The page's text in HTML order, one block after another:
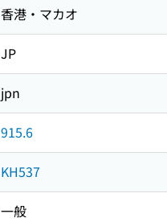
香港・マカオ
JP
jpn
915.6
KH537
一般